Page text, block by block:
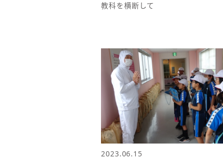
教科を横断して
2023.06.15